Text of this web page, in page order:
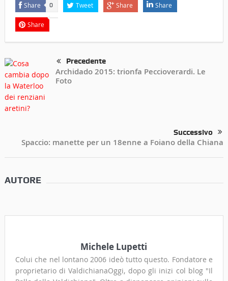
Share 0 Tweet Share Share
Share
Precedente
Archidado 2015: trionfa Peccioverardi. Le
Foto
Successivo
Spaccio: manette per un 18enne a Foiano della Chiana
AUTORE
Michele Lupetti
Colui che nel lontano 2006 ideò tutto questo. Fondatore e
proprietario di ValdichianaOggi, dopo gli inizi col blog "Il